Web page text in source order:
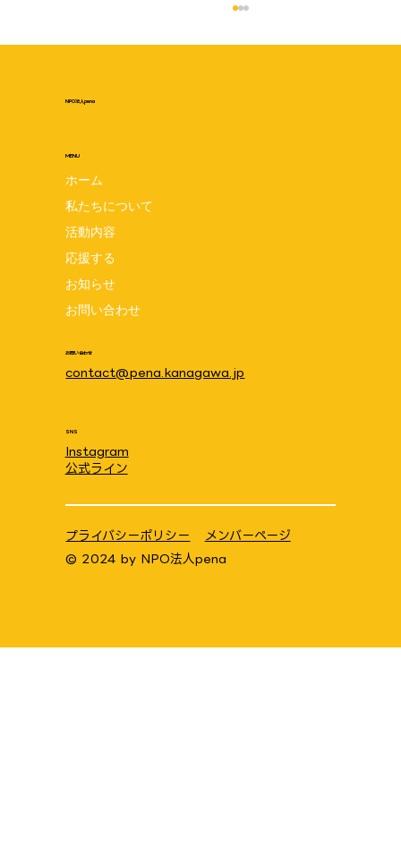
pena設立5周年記念交流会 7月24日は
penaの誕生日☆みんなでお祝いしましょ
う♪ 8月1日(土)10:00~11:30 場所:笠間
地域ケアプラザ
NPO法人pena
MENU
ホーム
私たちについて
活動内容
応援する
お知らせ
お問い合わせ
お問い合わせ
contact@pena.kanagawa.jp
SNS
Instagram
公式ライン
© 2024 by NPO法人pena
プライバシーポリシー メンバーページ